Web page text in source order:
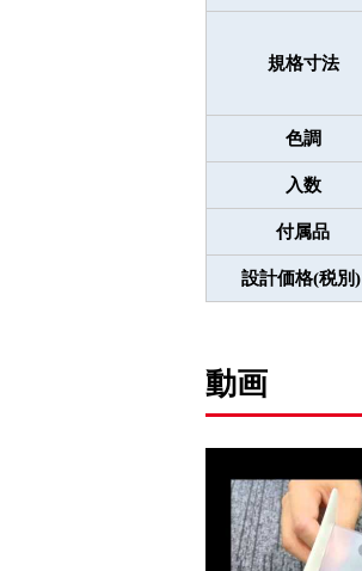
規格寸法
色調
入数
付属品
設計価格(税別)
動画